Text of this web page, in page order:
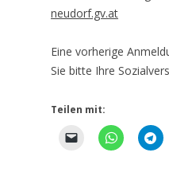
neudorf.gv.at
Eine vorherige
Sie bitte Ihre
Teilen mit: